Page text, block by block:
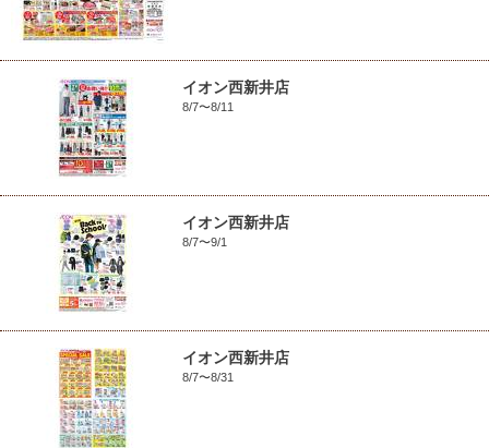
イオン西新井店
8/7〜8/11
イオン西新井店
8/7〜9/1
イオン西新井店
8/7〜8/31